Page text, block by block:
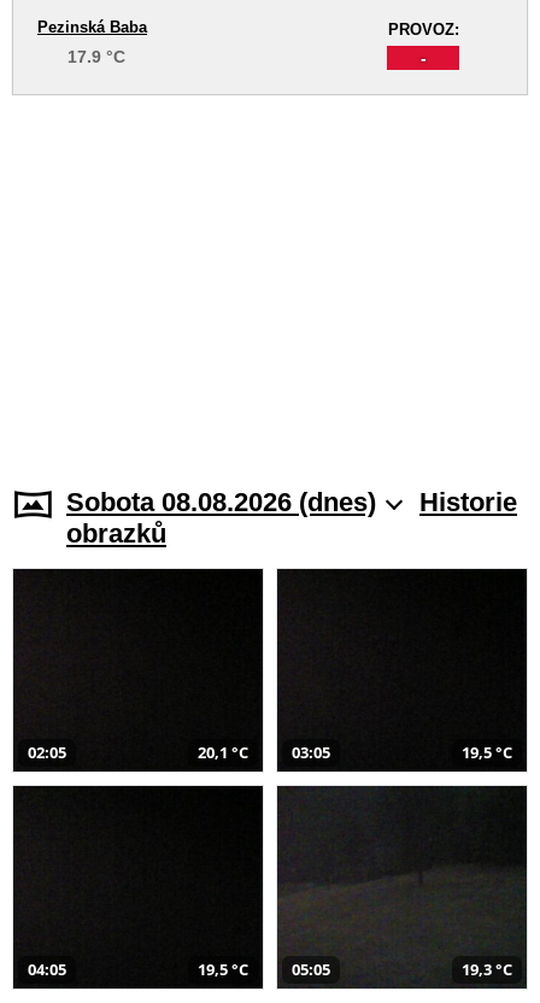
PROVOZ:
-
Pezinská Baba
17.9 °C
Sobota 08.08.2026 (dnes)
Historie
obrazků
02:05 20,1 °C 03:05 19,5 °C
04:05 19,5 °C 05:05 19,3 °C